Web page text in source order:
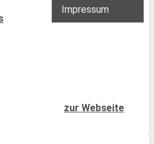
Impressum
zur Webseite